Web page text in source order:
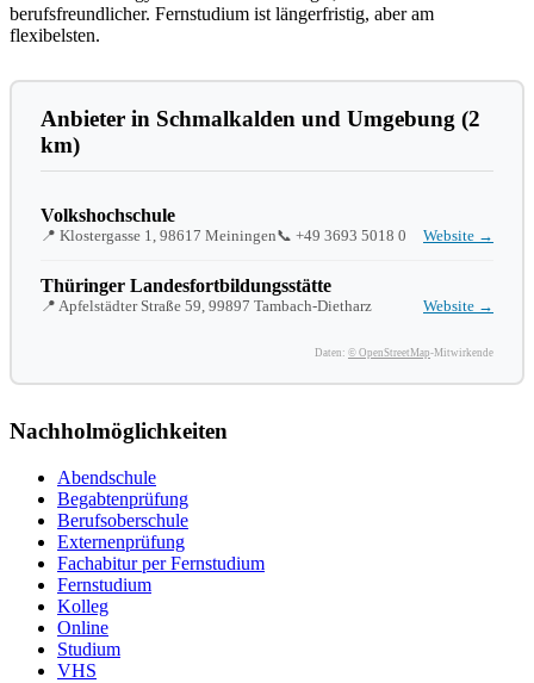
berufsfreundlicher. Fernstudium ist längerfristig, aber am
flexibelsten.
Anbieter in Schmalkalden und Umgebung (2
km)
Volkshochschule
📍 Klostergasse 1, 98617 Meiningen📞 +49 3693 5018 0 Website →
Thüringer Landesfortbildungsstätte
📍 Apfelstädter Straße 59, 99897 Tambach-Dietharz Website →
Daten: © OpenStreetMap-Mitwirkende
Nachholmöglichkeiten
Abendschule
Begabtenprüfung
Berufsoberschule
Externenprüfung
Fachabitur per Fernstudium
Fernstudium
Kolleg
Online
Studium
VHS